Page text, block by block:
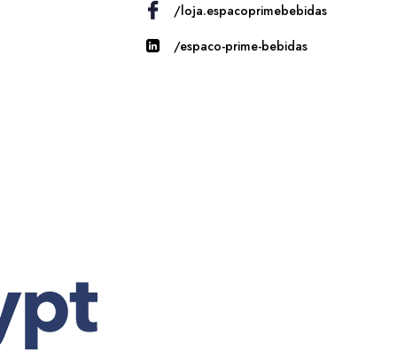
/loja.espacoprimebebidas
/espaco-prime-bebidas